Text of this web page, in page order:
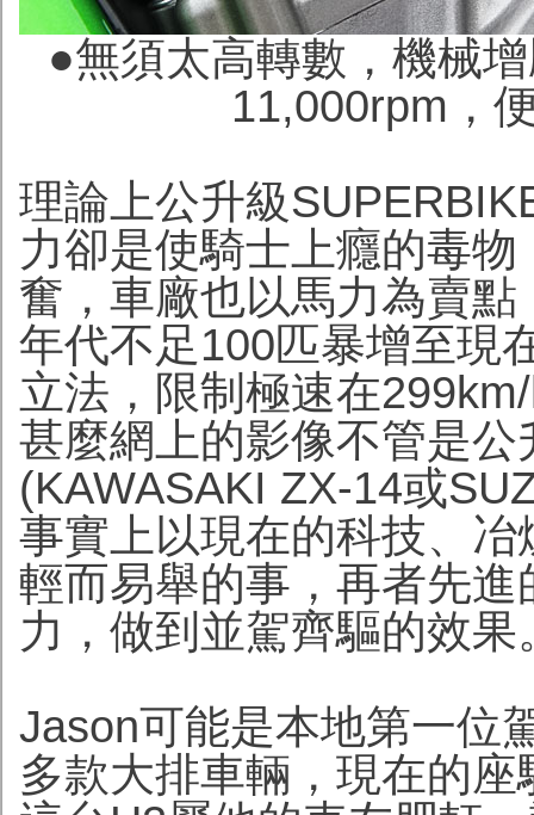
●無須太高轉數，機械
11,000rpm，
理論上公升級
力卻是使騎士上癮的毒
奮，車廠也以馬力為賣
年代不足100匹暴增至現
立法，限制極速在
甚麼網上的影像不管是
(KAWASAKI ZX-14或
事實上以現在的科技、
輕而易舉的事，再者先
力，做到並駕齊驅的效果
Jason可能是本地第一位
多款大排車輛，現在的